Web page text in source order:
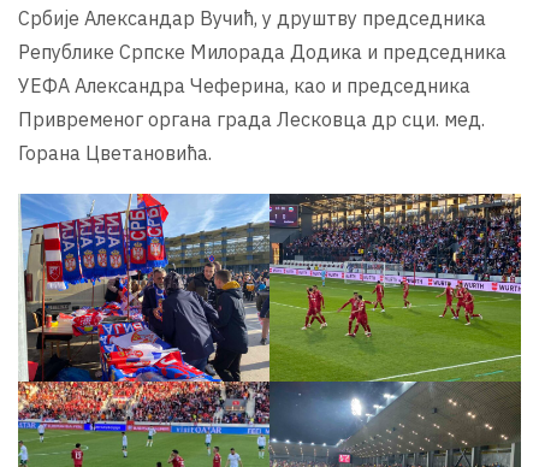
Србије Александар Вучић, у друштву председника
Републике Српске Милорада Додика и председника
УЕФА Александра Чеферина, као и председника
Привременог органа града Лесковца др сци. мед.
Горана Цветановића.